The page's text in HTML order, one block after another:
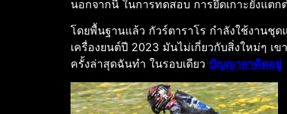
นอกจากนี้ ในการทดสอบ การยึดเกาะยังแต
โดยพื้นฐานแล้ว กัวร์ตาราโร กำลังใช้งานชุ
เครื่องยนต์ปี 2023 มันไม่เกี่ยวกับสิ่งใหม่ๆ เ
ครั้งล่าสุดฉันทำ ในรอบเดียว บัญญายาคิดอยู่